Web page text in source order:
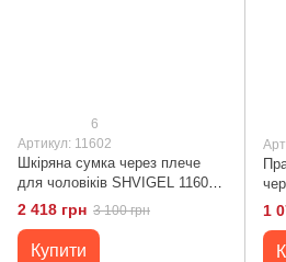
6
Артикул: 11602
Шкіряна сумка через плече
для чоловіків SHVIGEL 11602
Чорний
2 418 грн 3 100 грн
Купити
1